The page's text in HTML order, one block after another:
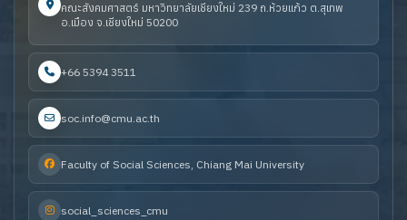
คณะสังคมศาสตร์ มหาวิทยาลัยเชียงใหม่ 239 ถ.ห้วยแก้ว ต.สุเทพ
อ.เมือง จ.เชียงใหม่ 50200
+66 5394 3511
soc.info@cmu.ac.th
Faculty of Social Sciences, Chiang Mai University
social_sciences_cmu